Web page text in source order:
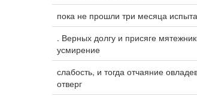
пока не прошли три месяца
. Верных долгу и присяге
усмирение
слабость, и тогда отчаяние
отверг